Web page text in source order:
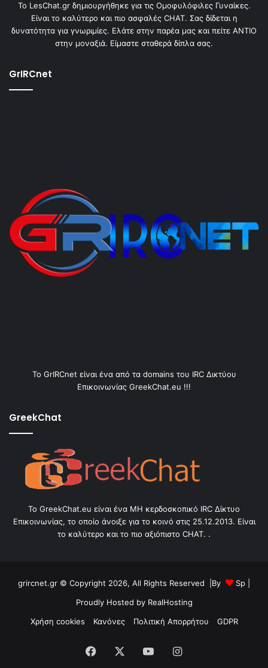
To LesChat.gr δημιουργήθηκε για τις Ομοφυλόφιλες Γυναίκες.
Είναι το καλύτερο και πιο ασφαλές CHAT. Σας δίδεται η
δυνατότητα για γνωριμίες. Ελάτε στην παρέα μας και πείτε ΑΝΤΙΟ
στην μοναξιά. Είμαστε σταθερά δίπλα σας.
GrIRCnet
Το GrIRCnet είναι ένα από τα domains του IRC Δικτύου
Επικοινωνίας GreekChat.eu !!!
GreekChat
Το GreekChat.eu είναι ένα ΜΗ κερδοσκοπικό IRC Δίκτυο
Επικοινωνίας, το οποίο άνοιξε για το κοινό στις 25.12.2013. Είναι
το καλύτερο και το πιο αξιόπιστο CHAT. .
grircnet.gr © Copyright 2026, All Rights Reserved |By Sp
Proudly Hosted by RealHosting
Χρήση cookies
Κανόνες Πολιτική Απορρήτου GDPR
Facebook YouTubeInstagram